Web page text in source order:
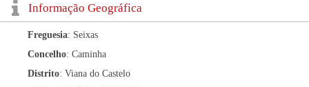
Informação Geográfica
Freguesia: Seixas
Concelho: Caminha
Distrito: Viana do Castelo